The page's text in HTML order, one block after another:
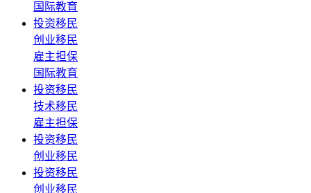
国际教育
投资移民
创业移民
雇主担保
国际教育
投资移民
技术移民
雇主担保
投资移民
创业移民
投资移民
创业移民